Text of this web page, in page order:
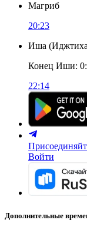
Магриб
20:23
Иша (
Конец Иши:
22:14
Войти
Дополнительные